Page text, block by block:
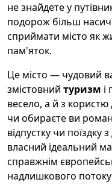
не знайдете у
подорож більш
сприймати місто як
пам'яток.
Це місто — чудовий
змістовний туризм і
весело, а й з користю
чи обираєте ви
відпустку чи
власний ідеальний
справжнім
надлишкового потоку